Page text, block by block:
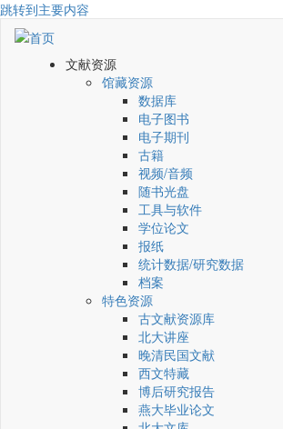
跳转到主要内容
文献资源
馆藏资源
数据库
电子图书
电子期刊
古籍
视频/音频
随书光盘
工具与软件
学位论文
报纸
统计数据/研究数据
档案
特色资源
古文献资源库
北大讲座
晚清民国文献
西文特藏
博后研究报告
燕大毕业论文